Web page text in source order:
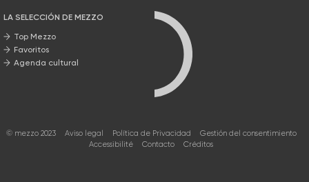
LA SELECCIÓN DE MEZZO
Top Mezzo
Favoritos
Agenda cultural
© mezzo 2023 Aviso legal Política de Privacidad
Gestión del consentimiento
Accessibilité
Contacto Créditos